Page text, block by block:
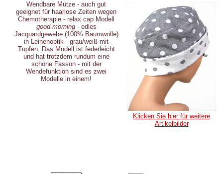
Widerrufsbelehrung
Wendbare Mütze - auch gut
geeignet für haarlose Zeiten wegen
Chemotherapie - relax cap Modell
good morning - edles
Jacquardgewebe (100% Baumwolle)
in Leinenoptik - grau/weiß mit
Tupfen. Das Modell ist federleicht
und hat trotzdem rundum eine
schöne Fasson - mit der
Wendefunktion sind es zwei
Modelle in einem!
Klicken Sie hier für weitere
Artikelbilder